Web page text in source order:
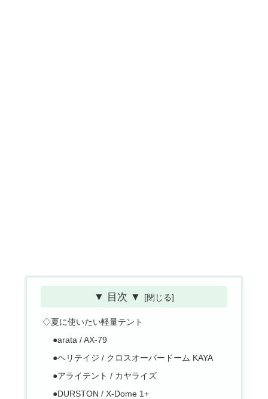
▼ 目次 ▼
◇夏に使いたい軽量テント
●arata / AX-79
●ヘリテイジ / クロスオーバードーム KAYA
●アライテント / カヤライズ
●DURSTON / X-Dome 1+